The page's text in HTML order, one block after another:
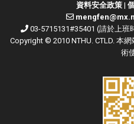
資料安全政策|
03-5715131#35401 (請於上
Copyright © 2010 NTHU. CTLD. 本
術